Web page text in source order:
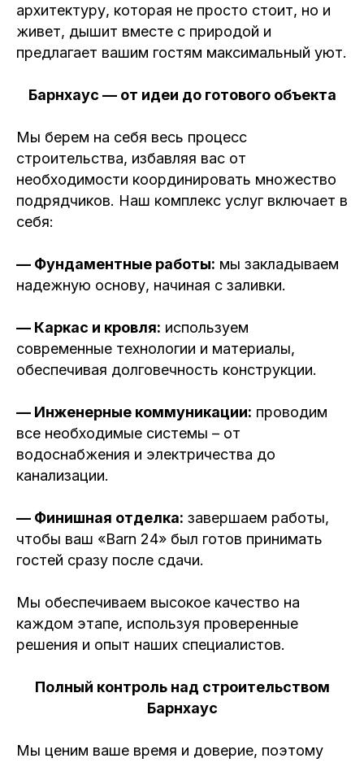
архитектуру, которая не просто стоит, но и
живет, дышит вместе с природой и
предлагает вашим гостям максимальный уют.
Барнхаус — от идеи до готового объекта
Мы берем на себя весь процесс
строительства, избавляя вас от
необходимости координировать множество
подрядчиков. Наш комплекс услуг включает в
себя:
— Фундаментные работы: мы закладываем
надежную основу, начиная с заливки.
— Каркас и кровля: используем
современные технологии и материалы,
обеспечивая долговечность конструкции.
— Инженерные коммуникации: проводим
все необходимые системы – от
водоснабжения и электричества до
канализации.
— Финишная отделка: завершаем работы,
чтобы ваш «Barn 24» был готов принимать
гостей сразу после сдачи.
Мы обеспечиваем высокое качество на
каждом этапе, используя проверенные
решения и опыт наших специалистов.
Полный контроль над строительством
Барнхаус
Мы ценим ваше время и доверие, поэтому